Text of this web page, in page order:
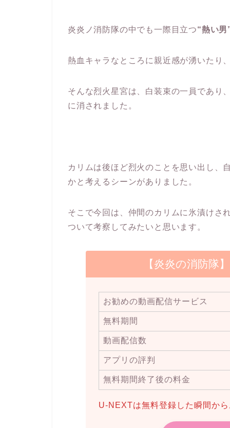
炎炎ノ消防隊の中でも一際目立つ“熱い男
熱血キャラなところに親近感が湧いたり
そんな烈火星宮は、白装束の一員であり
に消されました。
カリムは後ほど烈火のことを思い出し、
かと考えるシーンがありました。
そこで今回は、仲間のカリムに氷漬けさ
ついて考察してみたいと思います。
【炎炎の消防隊
お勧めの動画配信サービス
無料期間
動画配信数
アプリの評判
無料期間終了後の料金
U-NEXTは無料登録した瞬間か